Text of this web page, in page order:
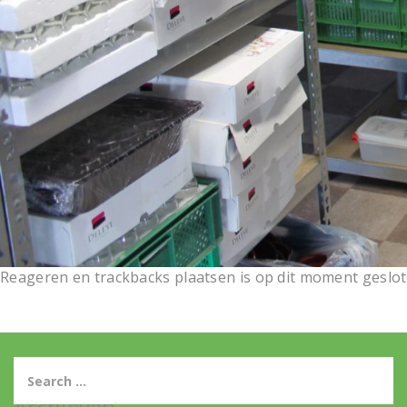
Reageren en trackbacks plaatsen is op dit moment